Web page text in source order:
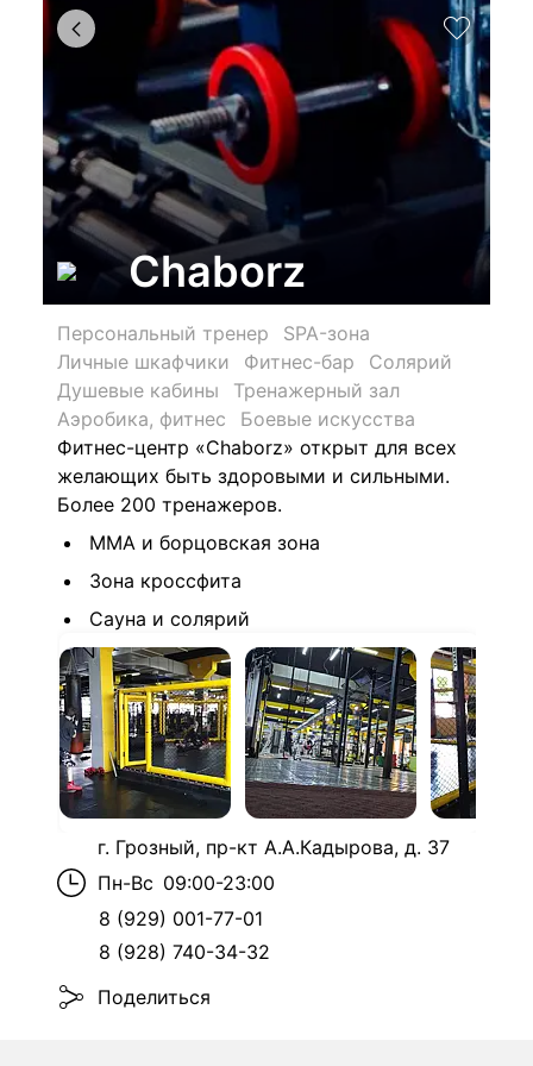
Chaborz
Персональный тренер
SPA-зона
Личные шкафчики
Фитнес-бар
Солярий
Душевые кабины
Тренажерный зал
Аэробика, фитнес
Боевые искусства
Фитнес-центр «Chaborz» открыт для всех
желающих быть здоровыми и сильными.
Более 200 тренажеров.
MMA и борцовская зона
Зона кроссфита
Сауна и солярий
г. Грозный, пр-кт А.А.Кадырова, д. 37
Пн-Вс 09:00-23:00
8 (929) 001-77-01
8 (928) 740-34-32
Поделиться